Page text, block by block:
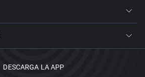
DESCARGA LA APP